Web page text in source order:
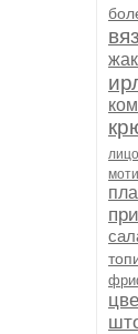
лицо